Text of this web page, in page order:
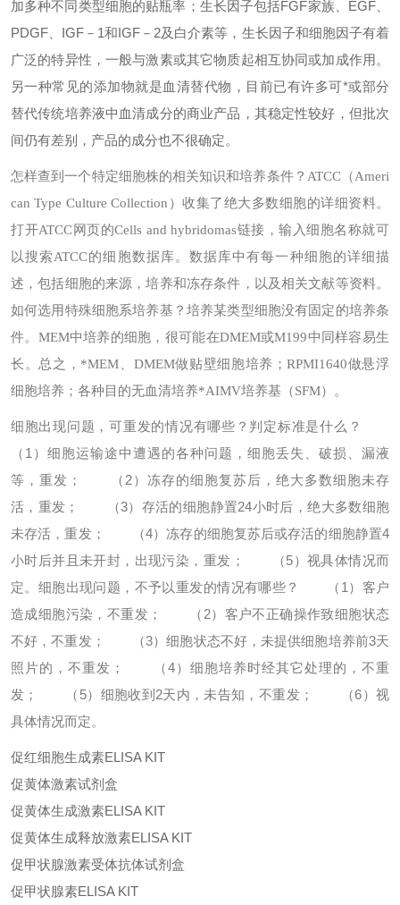
加多种不同类型细胞的贴瓶率；生长因子包括FGF家族、EGF、
PDGF、IGF－1和IGF－2及白介素等，生长因子和细胞因子有着
广泛的特异性，一般与激素或其它物质起相互协同或加成作用。
另一种常见的添加物就是血清替代物，目前已有许多可*或部分
替代传统培养液中血清成分的商业产品，其稳定性较好，但批次
间仍有差别，产品的成分也不很确定。
怎样查到一个特定细胞株的相关知识和培养条件？ ATCC（Ameri
can Type Culture Collection）收集了绝大多数细胞的详细资料。
打开ATCC网页的Cells and hybridomas链接，输入细胞名称就可
以搜索ATCC的细胞数据库。数据库中有每一种细胞的详细描
述，包括细胞的来源，培养和冻存条件，以及相关文献等资料。
如何选用特殊细胞系培养基？ 培养某类型细胞没有固定的培养条
件。MEM中培养的细胞，很可能在DMEM或M199中同样容易生
长。总之，*MEM、DMEM做贴壁细胞培养；RPMI1640做悬浮
细胞培养；各种目的无血清培养*AIMV培养基（SFM）。
细胞出现问题，可重发的情况有哪些？判定标准是什么？
（1）细胞运输途中遭遇的各种问题，细胞丢失、破损、漏液
等，重发；
（2）冻存的细胞复苏后，绝大多数细胞未存
活，重发；
（3）存活的细胞静置24小时后，绝大多数细胞
未存活，重发；
（4）冻存的细胞复苏后或存活的细胞静置4
小时后并且未开封，出现污染，重发；
（5）视具体情况而
定。 细胞出现问题，不予以重发的情况有哪些？
（1）客户
造成细胞污染，不重发；
（2）客户不正确操作致细胞状态
不好，不重发；
（3）细胞状态不好，未提供细胞培养前3天
照片的，不重发；
（4）细胞培养时经其它处理的，不重
发；
（5）细胞收到2天内，未告知，不重发；
（6）视
具体情况而定。
促红细胞生成素ELISA KIT
促黄体激素试剂盒
促黄体生成激素ELISA KIT
促黄体生成释放激素ELISA KIT
促甲状腺激素受体抗体试剂盒
促甲状腺素ELISA KIT